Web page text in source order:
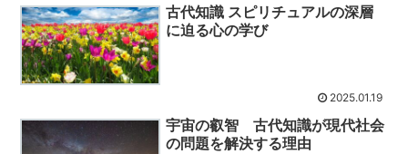
古代知識 スピリチュアルの深層
に迫る心の学び
2025.01.19
宇宙の叡智 古代知識が現代社会
の問題を解決する理由